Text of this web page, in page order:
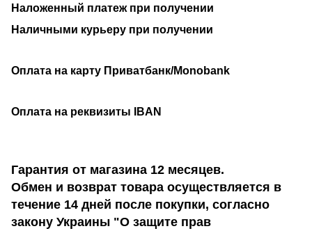
Наложенный платеж при получении
Наличными курьеру при получении
Оплата на карту Приватбанк/Monobank
Оплата на реквизиты IBAN
Гарантия от магазина 12 месяцев.
Обмен и возврат товара осуществляется в
течение 14 дней после покупки, согласно
закону Украины "О защите прав